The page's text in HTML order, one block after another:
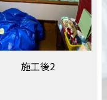
施工後2